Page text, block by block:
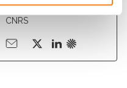
Directeur de recherche
CNRS